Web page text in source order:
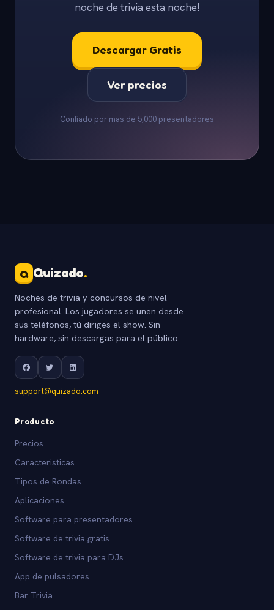
noche de trivia esta noche!
Descargar Gratis
Ver precios
Confiado por mas de 5,000 presentadores
Q Quizado.
Noches de trivia y concursos de nivel
profesional. Los jugadores se unen desde
sus teléfonos, tú diriges el show. Sin
hardware, sin descargas para el público.
support@quizado.com
Producto
Precios
Caracteristicas
Tipos de Rondas
Aplicaciones
Software para presentadores
Software de trivia gratis
Software de trivia para DJs
App de pulsadores
Bar Trivia